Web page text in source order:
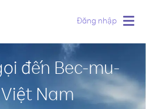
Đăng nhập
đến Bec-mu-
Nam